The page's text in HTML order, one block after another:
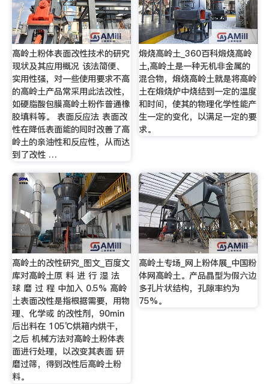
高岭土粉体表面改性技术的研究
现状及其应用概况 该法简便、
实用性强，对一些使用要求不高
的高岭土产品常采用此法改性，
如硬脂酸包膜高岭土粉作普通橡
胶填料等。 表面反应法 表面改
性在降低表面能的同时改善了高
岭土的亲油性和反应性，从而达
到了改性 …
煅烧高岭土_360百科煅烧高岭
土,高岭土是一种无机非金属的
混合物，煅烧高岭土就是将高岭
土在煅烧炉中烧结到一定的温度
和时间，使其的物理化学性能产
生一定的变化，以满足一定的要
求。
高岭土的改性研究_图文_百度文
库对高岭土原 料 进 行 湿 法
球 磨 过 程 中加入 0.5% 高岭
土表面改性是指根据需要，用物
理、化学或 的改性剂，90min
后出料在 105℃烘箱内烘干，
之后 机械方法对高岭土粉体表
面进行处理，以改变其表面 研
磨过筛，得到改性后高岭土粉
料。
高岭土专场_网上粉体展_中国粉
体网高岭土。产品晶型为假六边
多孔片状结构，孔隙率约为
75%。